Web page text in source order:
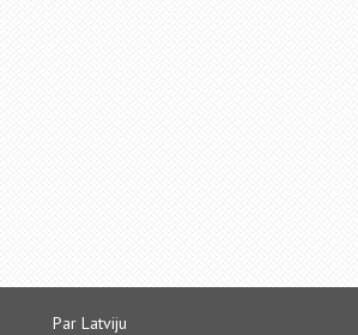
Par Latviju